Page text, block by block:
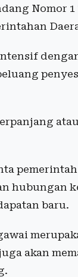
Nomor
hubungan
baru.
akan